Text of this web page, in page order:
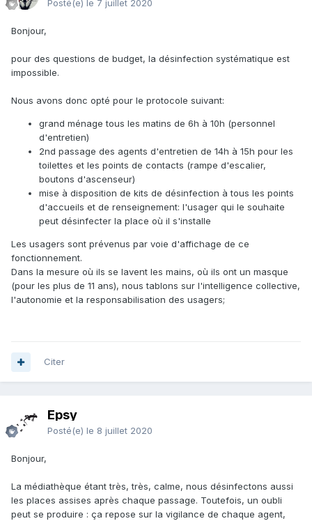
Posté(e) le 7 juillet 2020
Bonjour,
pour des questions de budget, la désinfection systématique est
impossible.
Nous avons donc opté pour le protocole suivant:
grand ménage tous les matins de 6h à 10h (personnel
d'entretien)
2nd passage des agents d'entretien de 14h à 15h pour les
toilettes et les points de contacts (rampe d'escalier,
boutons d'ascenseur)
mise à disposition de kits de désinfection à tous les points
d'accueils et de renseignement: l'usager qui le souhaite
peut désinfecter la place où il s'installe
Les usagers sont prévenus par voie d'affichage de ce
fonctionnement.
Dans la mesure où ils se lavent les mains, où ils ont un masque
(pour les plus de 11 ans), nous tablons sur l'intelligence collective,
l'autonomie et la responsabilisation des usagers;
Citer
Epsy
Posté(e) le 8 juillet 2020
Bonjour,
La médiathèque étant très, très, calme, nous désinfectons aussi
les places assises après chaque passage. Toutefois, un oubli
peut se produire : ça repose sur la vigilance de chaque agent,